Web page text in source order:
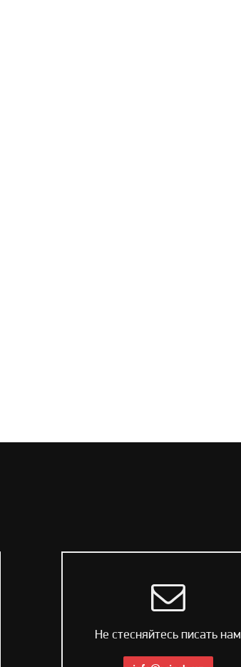
Не стесняйтесь писать нам